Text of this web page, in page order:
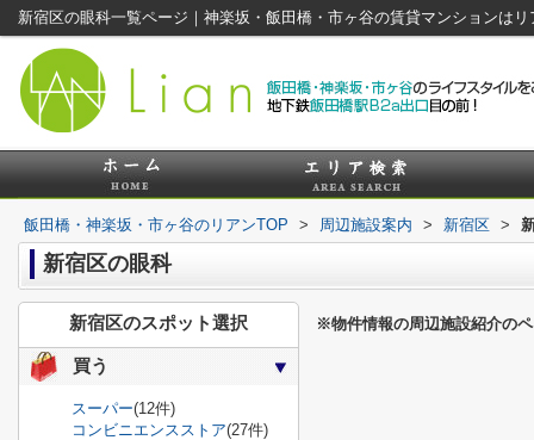
新宿区の眼科一覧ページ｜神楽坂・飯田橋・市ヶ谷の賃貸マンションはリ
飯田橋・神楽坂・市ヶ谷のリアンTOP > 周辺施設案内 > 新宿区 >
新宿区の眼科
※物件情報の周辺施設紹介の
新宿区のスポット選択
買う
スーパー(12件)
コンビニエンスストア(27件)